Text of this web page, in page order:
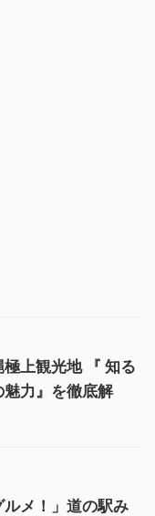
極上観光地 『 知る
魅力』を徹底解
ルメ！」道の駅み